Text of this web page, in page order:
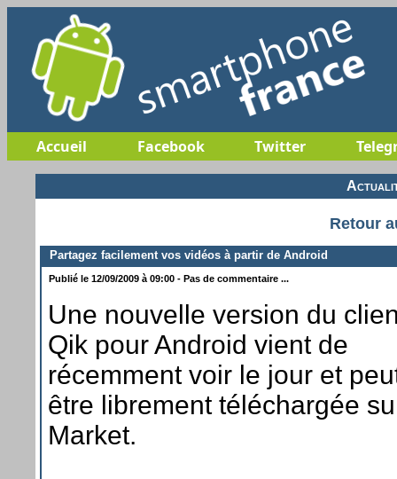
Accueil Facebook Twitter
Retour
Partagez facilement vos vidéos à partir de Android
Publié le 12/09/2009 à 09:00 - Pas de commentaire ...
Une nouvelle version du
Qik pour Android vient de
récemment voir le jour et
être librement téléchargée
Market.